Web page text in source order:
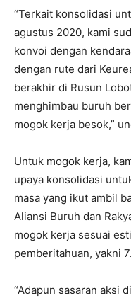
“Terkait konsolidasi
agustus 2020, kami
konvoi dengan
dengan rute dari
berakhir di Rusun
menghimbau buruh
mogok kerja besok,”
Untuk mogok kerja,
upaya konsolidasi
masa yang ikut ambil
Aliansi Buruh dan
mogok kerja sesuai
pemberitahuan, yakni
“Adapun sasaran aksi